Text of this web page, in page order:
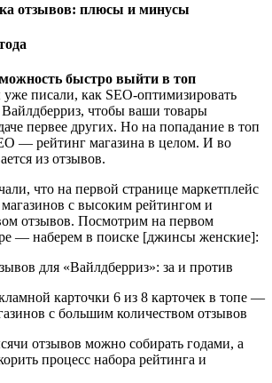
отзывов: плюсы и минусы
быстро выйти в топ
писали, как SEO-оптимизировать
Вайлдберриз, чтобы ваши товары
первее других. Но на попадание в топ
— рейтинг магазина в целом. И во
из отзывов.
что на первой странице маркетплейс
с высоким рейтингом и
отзывов. Посмотрим на первом
— наберем в поиске [джинсы женские]:
карточки 6 из 8 карточек в топе —
с большим количеством отзывов
отзывов можно собирать годами, а
процесс набора рейтинга и